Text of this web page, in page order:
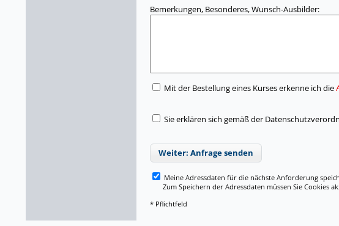
Bemerkungen, Besonderes, Wunsch-Ausbilder:
Mit der Bestellung eines Kurses erkenne ich die
Sie erklären sich gemäß der
Weiter: Anfrage senden
Meine Adressdaten für die nächste Anforderung
Zum Speichern der Adressdaten müssen Sie Cookies
* Pflichtfeld